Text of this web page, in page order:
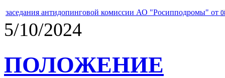
заседания антидопинговой комиссии АО "Росипподромы" от
5/10/2024
ПОЛОЖЕНИЕ